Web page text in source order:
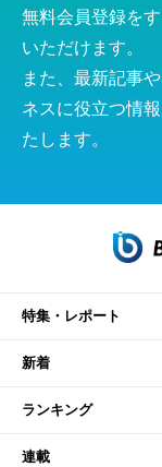
無料会員登録を
いただけます。
また、最新記事
ネスに役立つ情
たします。
特集・レポート
新着
ランキング
連載